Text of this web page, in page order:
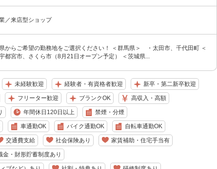
／来店型ショップ
からご希望の勤務地をご選択ください！ ＜群馬県＞ ・太田市、千代田町 ＜
宮市、さくら市（8月21日オープン予定） ＜茨城県...
未経験歓迎 経験者・有資格者歓迎 新卒・第二新卒歓迎
フリーター歓迎 ブランクOK 高収入・高額
年間休日120日以上 禁煙・分煙
車通勤OK バイク通勤OK 自転車通勤OK
交通費支給 社会保険あり 家賃補助・住宅手当有
金・財形貯蓄制度あり